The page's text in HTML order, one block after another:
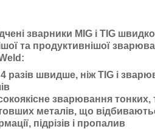
зварники MIG і TIG
та продуктивнішої
разів швидше, ніж TIG і
зварювання тонких,
металів, що
підрізів і пропалив